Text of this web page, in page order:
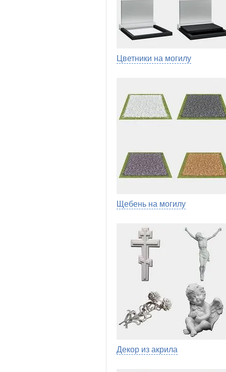
Цветники на могилу
Щебень на могилу
Декор из акрила